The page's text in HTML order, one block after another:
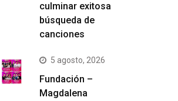
culminar exitosa
búsqueda de
canciones
5 agosto, 2026
Fundación –
Magdalena